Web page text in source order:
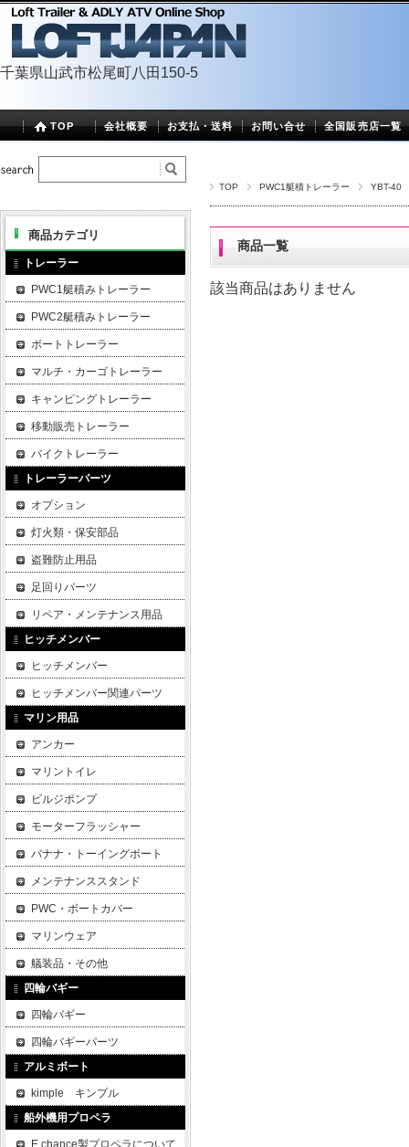
千葉県山武市松尾町八田150-5
TOP 会社概要 お支払・送料 お問い合せ 全国販売店一覧
TOP PWC1艇積トレーラー YBT-40
商品一覧
該当商品はありません
商品カテゴリ
トレーラー
PWC1艇積みトレーラー
PWC2艇積みトレーラー
ボートトレーラー
マルチ・カーゴトレーラー
キャンピングトレーラー
移動販売トレーラー
バイクトレーラー
トレーラーパーツ
オプション
灯火類・保安部品
盗難防止用品
足回りパーツ
リペア・メンテナンス用品
ヒッチメンバー
ヒッチメンバー
ヒッチメンバー関連パーツ
マリン用品
アンカー
マリントイレ
ビルジポンプ
モーターフラッシャー
バナナ・トーイングボート
メンテナンススタンド
PWC・ボートカバー
マリンウェア
艤装品・その他
四輪バギー
四輪バギー
四輪バギーパーツ
アルミボート
kimple キンプル
船外機用プロペラ
E.chance製プロペラについて